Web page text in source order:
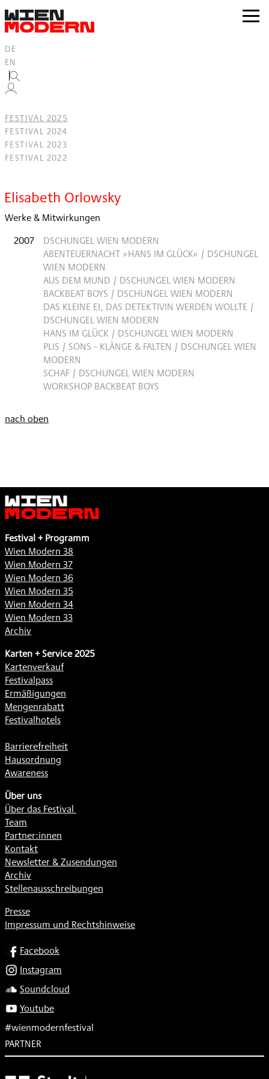
springen
zur
DE
EN
FESTIVAL 2025
FESTIVAL 2024
FESTIVAL 2023
FESTIVAL 2022
Elisabeth Orlowsky
Werke & Mitwirkungen
2007
DSCHUNGEL WIEN MODERN
ABENTEUERNACHT »HANS IM GLÜCK« / DSCHUNGEL
WIEN MODERN
AUS DEM MUND / DSCHUNGEL WIEN MODERN
BACKBEAT BOYS / DSCHUNGEL WIEN MODERN
DAS KLEINE EI, DAS DETEKTIVIN WERDEN WOLLTE /
DSCHUNGEL WIEN MODERN
HANS IM GLÜCK / DSCHUNGEL WIEN MODERN
PLIS / SONS - KLÄNGE & FALTEN / DSCHUNGEL WIEN
MODERN
SCHAF / DSCHUNGEL WIEN MODERN
WORKSHOP BACKBEAT BOYS
nach oben
Wien
Modern
Festival + Programm
Wien Modern 38
Wien Modern 37
Wien Modern 36
Wien Modern 35
Wien Modern 34
Wien Modern 33
Archiv
Karten + Service 2025
Kartenverkauf
Festivalpass
Ermäßigungen
Mengenrabatt
Festivalhotels
Barrierefreiheit
Hausordnung
Awareness
Über uns
Über das Festival
Team
Partner:innen
Kontakt
Newsletter & Zusendungen
Archiv
Stellenausschreibungen
Presse
Impressum und Rechtshinweise
SOCIALFacebook
Instagram
Soundcloud
Youtube
#wienmodernfestival
PARTNER
Subventionsgeber